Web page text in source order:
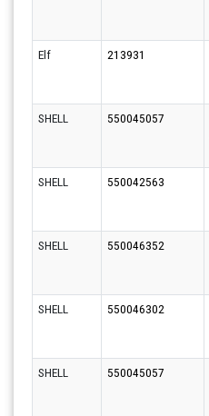
Elf 213931
SHELL 550045057
SHELL 550042563
SHELL 550046352
SHELL 550046302
SHELL 550045057